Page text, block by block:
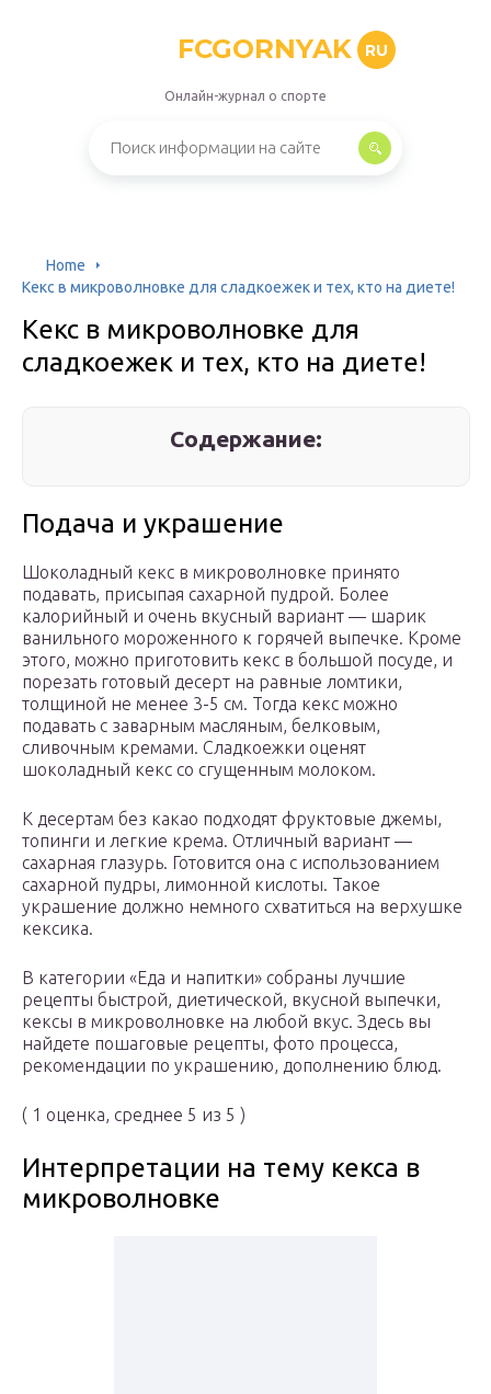
FCGORNYAK RU
Онлайн-журнал о спорте
Home
Кекс в микроволновке для сладкоежек и тех, кто на диете!
Кекс в микроволновке для
сладкоежек и тех, кто на диете!
Содержание:
Подача и украшение
Шоколадный кекс в микроволновке принято
подавать, присыпая сахарной пудрой. Более
калорийный и очень вкусный вариант — шарик
ванильного мороженного к горячей выпечке. Кроме
этого, можно приготовить кекс в большой посуде, и
порезать готовый десерт на равные ломтики,
толщиной не менее 3-5 см. Тогда кекс можно
подавать с заварным масляным, белковым,
сливочным кремами. Сладкоежки оценят
шоколадный кекс со сгущенным молоком.
К десертам без какао подходят фруктовые джемы,
топинги и легкие крема. Отличный вариант —
сахарная глазурь. Готовится она с использованием
сахарной пудры, лимонной кислоты. Такое
украшение должно немного схватиться на верхушке
кексика.
В категории «Еда и напитки» собраны лучшие
рецепты быстрой, диетической, вкусной выпечки,
кексы в микроволновке на любой вкус. Здесь вы
найдете пошаговые рецепты, фото процесса,
рекомендации по украшению, дополнению блюд.
( 1 оценка, среднее 5 из 5 )
Интерпретации на тему кекса в
микроволновке